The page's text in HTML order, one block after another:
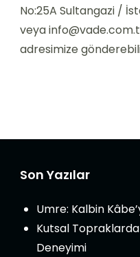
No:25A Sultangazi /
veya
adresimize
Son Yazılar
Umre: Kalbin
Kutsal
Deneyimi